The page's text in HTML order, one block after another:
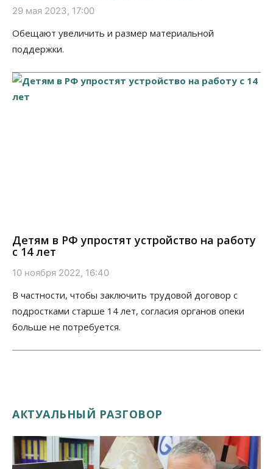
29 мая 2023, 17:00
Обещают увеличить и размер материальной
поддержки.
Детям в РФ упростят устройство на работу
с 14 лет
10 ноября 2022, 16:40
В частности, чтобы заключить трудовой договор с
подростками старше 14 лет, согласия органов опеки
больше не потребуется.
АКТУАЛЬНЫЙ РАЗГОВОР